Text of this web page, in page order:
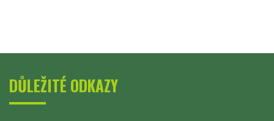
DŮLEŽITÉ ODKAZY